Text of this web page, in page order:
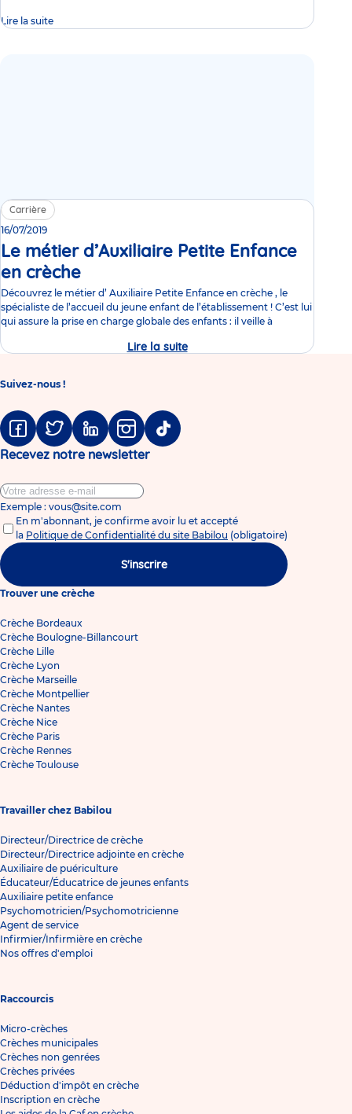
Lire la suite
Carrière
16/07/2019
Le métier d’Auxiliaire Petite Enfance
en crèche
Découvrez le métier d’ Auxiliaire Petite Enfance en crèche , le
spécialiste de l’accueil du jeune enfant de l’établissement ! C’est lui
qui assure la prise en charge globale des enfants : il veille à
Lire la suiteLe
métier
Suivez-nous !
Facebook
TwitterLinkedinInstagram
Tiktok
Recevez notre newsletter
Exemple : vous@site.com
En m'abonnant, je confirme avoir lu et accepté
la Politique de Confidentialité du site Babilou (obligatoire)
S'inscrire
Trouver une crèche
Crèche Bordeaux
Crèche Boulogne-Billancourt
Crèche Lille
Crèche Lyon
Crèche Marseille
Crèche Montpellier
Crèche Nantes
Crèche Nice
Crèche Paris
Crèche Rennes
Crèche Toulouse
Travailler chez Babilou
Directeur/Directrice de crèche
Directeur/Directrice adjointe en crèche
Auxiliaire de puériculture
Éducateur/Éducatrice de jeunes enfants
Auxiliaire petite enfance
Psychomotricien/Psychomotricienne
Agent de service
Infirmier/Infirmière en crèche
Nos offres d'emploi
Raccourcis
Micro-crèches
Crèches municipales
Crèches non genrées
Crèches privées
Déduction d'impôt en crèche
Inscription en crèche